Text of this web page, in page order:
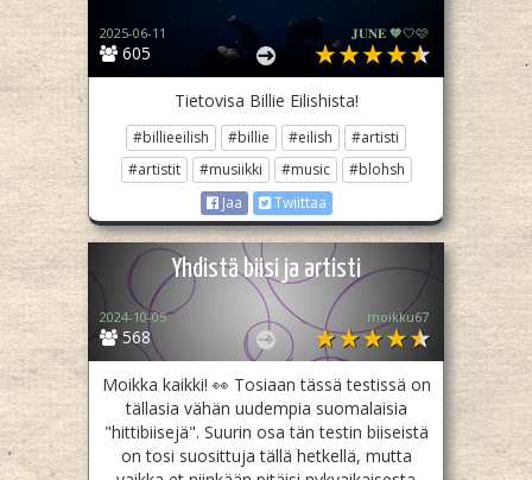
605
2025-06-11 𝐉𝐔𝐍𝐄 🧡🤍🩷
Tietovisa Billie Eilishista!
#billieeilish #billie #eilish
#artisti
#artistit
#musiikki #music
#blohsh
Jaa
Twiittaa
Yhdistä biisi ja artisti
568
2024-10-05 moikku67
Moikka kaikki! 👀 Tosiaan tässä testissä on
tällasia vähän uudempia suomalaisia
"hittibiisejä". Suurin osa tän testin biiseistä
on tosi suosittuja tällä hetkellä, mutta